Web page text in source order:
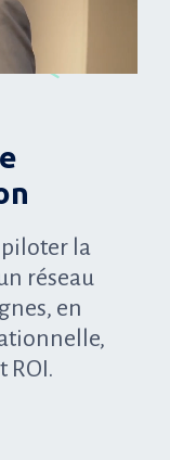
la
réseau
en
ROI.